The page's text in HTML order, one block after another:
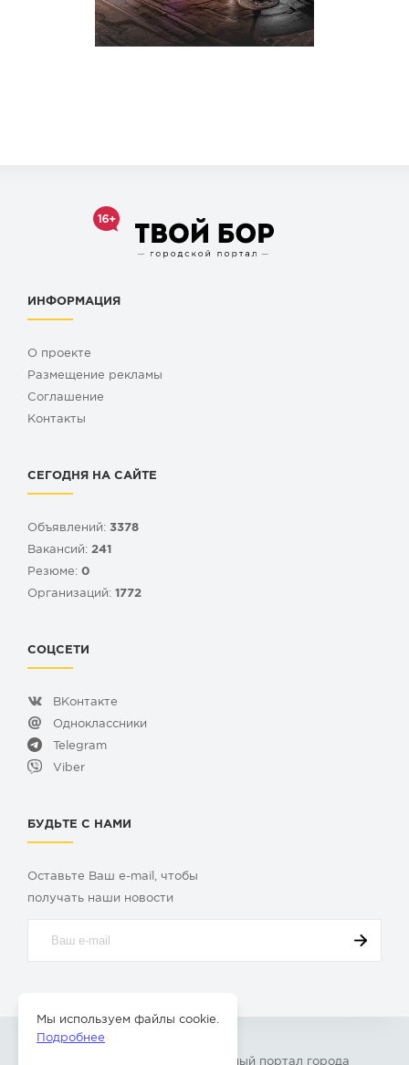
ИНФОРМАЦИЯ
О проекте
Размещение рекламы
Cоглашение
Контакты
СЕГОДНЯ НА САЙТЕ
Объявлений: 3378
Вакансий: 241
Резюме: 0
Организаций: 1772
СОЦСЕТИ
ВКонтакте
Одноклассники
Telegram
Viber
БУДЬТЕ С НАМИ
Оставьте Ваш e-mail, чтобы
получать наши новости
» – Главный портал города
Мы используем файлы cookie.
Подробнее